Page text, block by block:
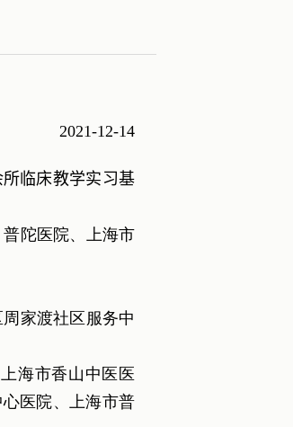
2021-12-14
临床教学实习基
陀医院、上海市
家渡社区服务中
海市香山中医医
医院、上海市普